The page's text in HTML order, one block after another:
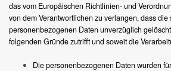
das vom Europäischen Richtlinien- und
von dem Verantwortlichen zu verlangen, dass die
personenbezogenen Daten unverzüglich
folgenden Gründe zutrifft und soweit die
Die personenbezogenen Daten wurden